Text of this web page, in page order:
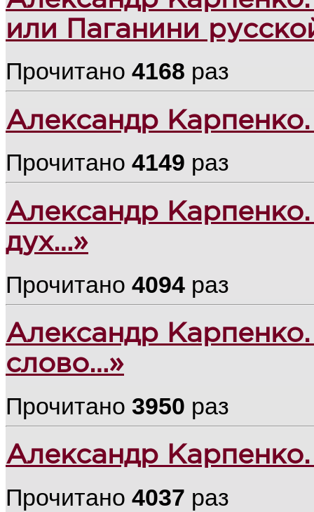
или Паганини
Прочитано 4168 раз
Александр
Прочитано 4149 раз
Александр
дух…»
Прочитано 4094 раз
Александр
слово…»
Прочитано 3950 раз
Александр
Прочитано 4037 раз